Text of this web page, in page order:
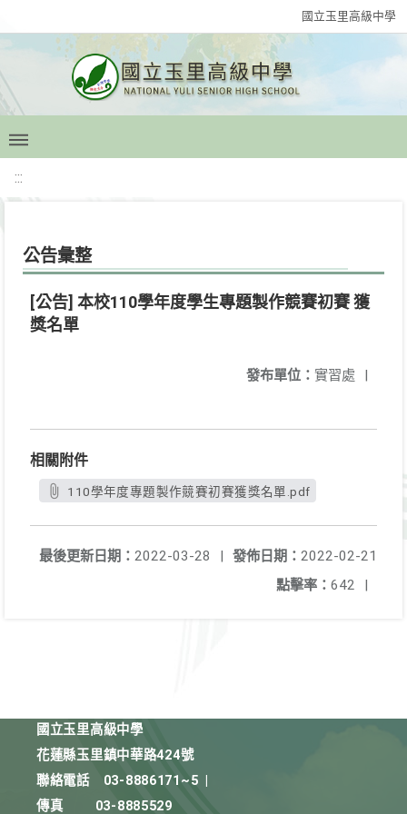
國立玉里高級中學
:::
公告彙整
[公告] 本校110學年度學生專題製作競賽初賽 獲
獎名單
發布單位： 實習處 |
相關附件
110學年度專題製作競賽初賽獲獎名單.pdf
發佈日期： 2022-02-21
最後更新日期： 2022-03-28
|
點擊率： 642 |
國立玉里高級中學
花蓮縣玉里鎮中華路424號
聯絡電話
03-8886171~5
傳真
03-8885529